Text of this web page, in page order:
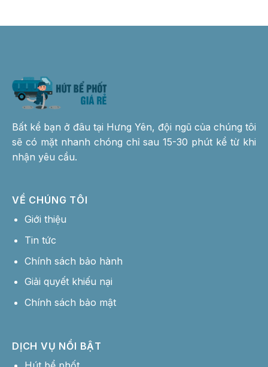
Bất kể bạn ở đâu tại Hưng Yên, đội ngũ của chúng tôi
sẽ có mặt nhanh chóng chỉ sau 15-30 phút kể từ khi
nhận yêu cầu.
VỀ CHÚNG TÔI
Giới thiệu
Tin tức
Chính sách bảo hành
Giải quyết khiếu nại
Chính sách bảo mật
DỊCH VỤ NỔI BẬT